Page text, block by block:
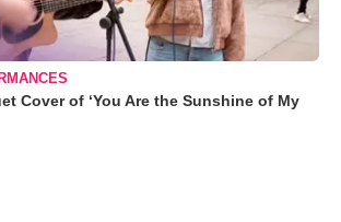
Cover of ‘You Are the Sunshine of My